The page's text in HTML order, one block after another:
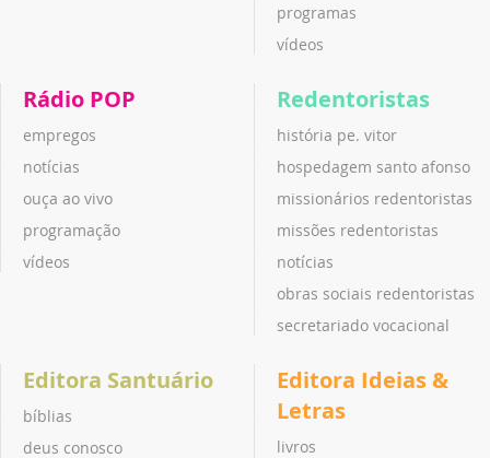
programas
vídeos
Rádio POP
empregos
notícias
ouça ao vivo
programação
vídeos
Redentoristas
história pe. vitor
hospedagem santo afonso
missionários redentoristas
missões redentoristas
notícias
obras sociais redentoristas
secretariado vocacional
Editora Santuário
bíblias
deus conosco
Editora Ideias &
Letras
livros